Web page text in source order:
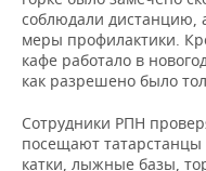
соблюдали дистанцию,
меры профилактики.
кафе работало в
как разрешено было
Сотрудники РПН
посещают татарстанцы
катки, лыжные базы,